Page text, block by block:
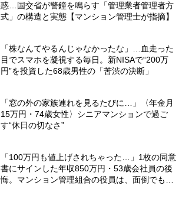
惑…国交省が警鐘を鳴らす「管理業者管理者方
式」の構造と実態【マンション管理士が指摘】
「株なんてやるんじゃなかったな」…血走った
目でスマホを凝視する毎日。新NISAで“200万
円”を投資した68歳男性の「苦渋の決断」
「窓の外の家族連れを見るたびに…」〈年金月
15万円・74歳女性〉シニアマンションで過ご
す“休日の切なさ”
「100万円も値上げされちゃった…」1枚の同意
書にサインした年収850万円・53歳会社員の後
悔。マンション管理組合の役員は、面倒でも自